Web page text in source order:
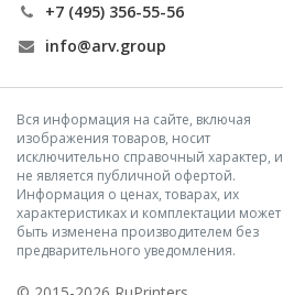
+7 (495) 356-55-56
info@arv.group
Вся информация на сайте, включая
изображения товаров, носит
исключительно справочный характер, и
не является публичной офертой.
Информация о ценах, товарах, их
характеристиках и комплектации может
быть изменена производителем без
предварительного уведомления.